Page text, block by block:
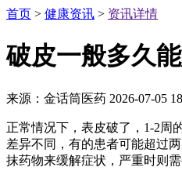
首页 > 健康资讯 > 资讯详情
破皮一般多久
来源：金话筒医药 2026-07-05
正常情况下，表皮破了，1-2周
差异不同，有的患者可能超过
抹药物来缓解症状，严重时则需